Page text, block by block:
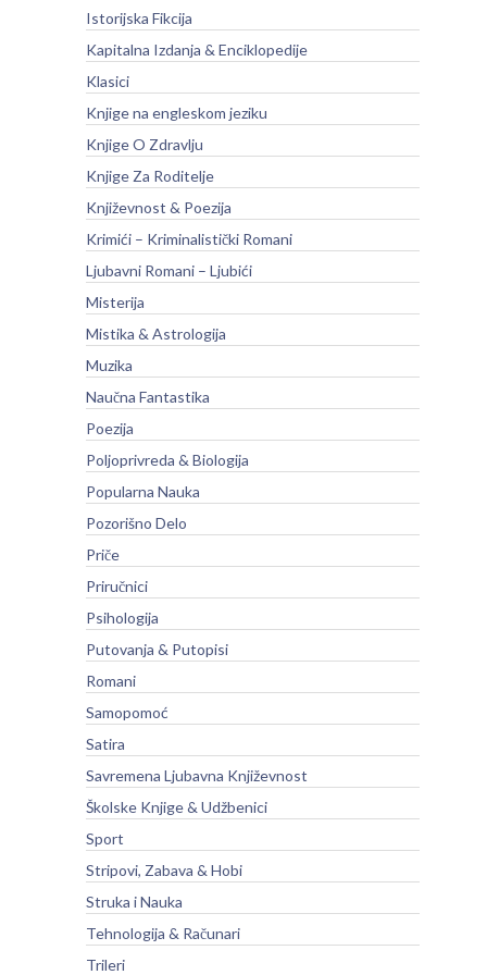
Istorijska Fikcija
Kapitalna Izdanja & Enciklopedije
Klasici
Knjige na engleskom jeziku
Knjige O Zdravlju
Knjige Za Roditelje
Književnost & Poezija
Krimići – Kriminalistički Romani
Ljubavni Romani – Ljubići
Misterija
Mistika & Astrologija
Muzika
Naučna Fantastika
Poezija
Poljoprivreda & Biologija
Popularna Nauka
Pozorišno Delo
Priče
Priručnici
Psihologija
Putovanja & Putopisi
Romani
Samopomoć
Satira
Savremena Ljubavna Književnost
Školske Knjige & Udžbenici
Sport
Stripovi, Zabava & Hobi
Struka i Nauka
Tehnologija & Računari
Trileri